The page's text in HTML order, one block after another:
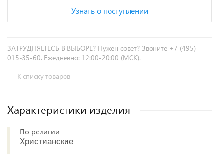
Узнать о поступлении
ЗАТРУДНЯЕТЕСЬ В ВЫБОРЕ? Нужен совет? Звоните +7 (495)
015-35-60. Ежедневно: 12:00-20:00 (МСК).
К списку товаров
Характеристики изделия
По религии
Христианские